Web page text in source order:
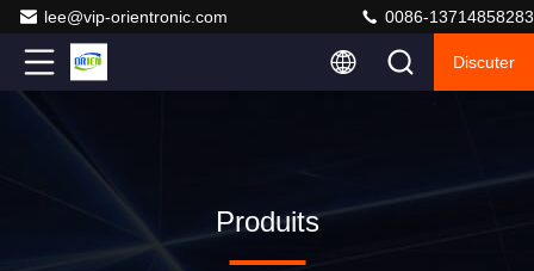
lee@vip-orientronic.com 0086-13714858283
Discuter
Produits